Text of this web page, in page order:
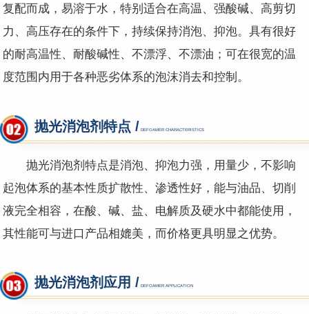
复配而成，易溶于水，特别适合在高温、强酸碱、高剪切
力、高压存在的条件下，持续保持消泡、抑泡。具有很好
的耐高温性、耐酸碱性、不漂浮、不漂油；可在很宽的温
度范围内用于各种恶劣体系的泡沫消去和控制。
抛光消泡剂特点 / DEFOAMER CHARACTERISTICS
抛光消泡剂特点是消泡、抑泡力强，用量少，不影响
起泡体系的基本性质扩散性、渗透性好，能与油品、切削
液完全相容，在酸、碱、盐、电解质及硬水中都能使用，
其性能可与进口产品相媲美，而价格更具明显之优势。
抛光消泡剂应用 / DEFOAMER APPLICATION